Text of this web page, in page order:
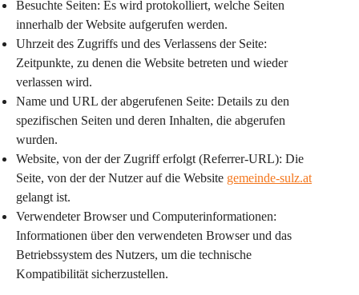
Besuchte Seiten: Es wird protokolliert, welche Seiten
innerhalb der Website aufgerufen werden.
Uhrzeit des Zugriffs und des Verlassens der Seite:
Zeitpunkte, zu denen die Website betreten und wieder
verlassen wird.
Name und URL der abgerufenen Seite: Details zu den
spezifischen Seiten und deren Inhalten, die abgerufen
wurden.
Website, von der der Zugriff erfolgt (Referrer-URL): Die
Seite, von der der Nutzer auf die Website gemeinde-sulz.at
gelangt ist.
Verwendeter Browser und Computerinformationen:
Informationen über den verwendeten Browser und das
Betriebssystem des Nutzers, um die technische
Kompatibilität sicherzustellen.